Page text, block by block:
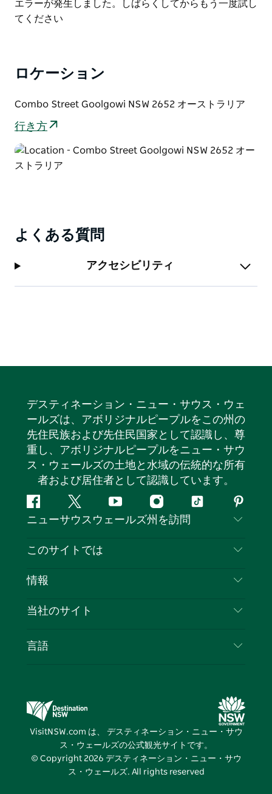
Servicemens Club、Royal Mail Hotel、Goolgowi
General Store、Goolgowi Service stationまで徒歩圏
Product
List
エラーが発生しました。しばらくしてからもう一度試し
てください
ロケーション
Combo Street Goolgowi NSW 2652 オーストラリア
行き方
よくある質問
アクセシビリティ
デスティネーション・ニュー・サウス・ウェ
ールズは、アボリジナルピープルをこの州の
先住民族および先住民国家として認識し、尊
重し、アボリジナルピープルをニュー・サウ
ス・ウェールズの土地と水域の伝統的な所有
者および居住者として認識しています。
フ
ェ
ス
ッ
ツ
イ
タ
ユ
ー
イ
ン
テ
ピ
ン
レ
ト
ニューサウスウェールズ州を訪問
お問い合わせ
クッキーに関する通知
このサイトでは
目的地
イベント
情報
旅行情報
NSWでのビジネス
当社のサイト
デスティネーション・ニュー・サウス・ウェール
ズメディアセンター
ビビッド・シドニー
言語
VisitNSW.com は、 デスティネーション・ニュー・サウ
ス・ウェールズの公式観光サイトです。
© Copyright 2026 デスティネーション・ニュー・サウ
ス・ウェールズ. All rights reserved